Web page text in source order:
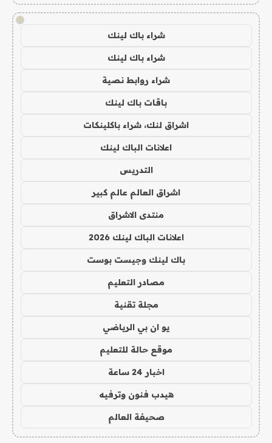
!
شراء باك لينك
شراء باك لينك
شراء روابط نصية
باقات باك لينك
اشراق لنك، شراء باكلينكات
اعلانات الباك لينك
التدريس
اشراق العالم عالم كبير
منتدى الاشراق
اعلانات الباك لينك 2026
باك لينك وجيست بوست
مصادر التعليم
مجلة تقنية
يو ان بي الرياضي
موقع حالة للتعليم
اخبار 24 ساعة
هيدب فنون وترفيه
صحيفة العالم